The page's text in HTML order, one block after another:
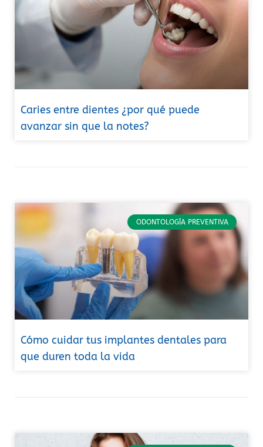
Caries entre dientes ¿por qué puede
avanzar sin que la notes?
ODONTOLOGÍA PREVENTIVA
Cómo cuidar tus implantes dentales para
que duren toda la vida